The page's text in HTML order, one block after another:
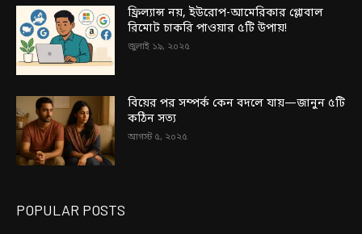
ফ্রিল্যান্স নয়, ইউরোপ-আমেরিকার গ্লোবাল
রিমোট চাকরি পাওয়ার ৫টি উপায়!
জুলাই ১৯, ২০২৫
বিয়ের পর সম্পর্ক কেন বদলে যায়—জানুন ৫টি
কঠিন সত্য
আগস্ট ৫, ২০২৫
POPULAR POSTS